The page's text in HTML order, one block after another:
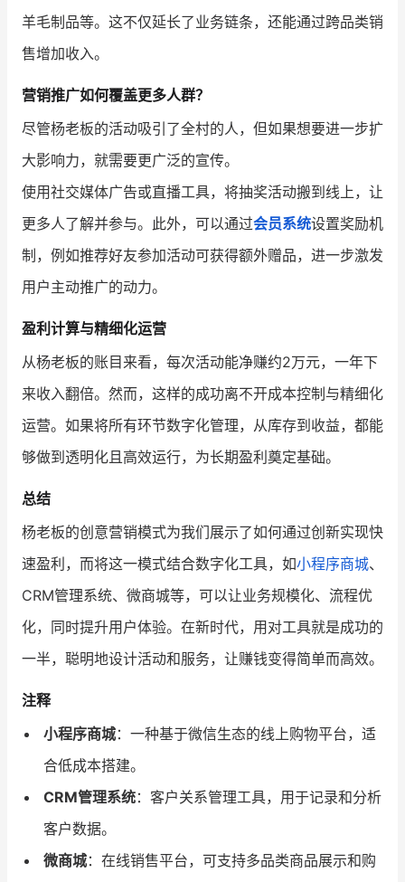
羊毛制品等。这不仅延长了业务链条，还能通过跨品类销
售增加收入。
营销推广如何覆盖更多人群？
尽管杨老板的活动吸引了全村的人，但如果想要进一步扩
大影响力，就需要更广泛的宣传。
使用社交媒体广告或直播工具，将抽奖活动搬到线上，让
更多人了解并参与。此外，可以通过会员系统设置奖励机
制，例如推荐好友参加活动可获得额外赠品，进一步激发
用户主动推广的动力。
盈利计算与精细化运营
从杨老板的账目来看，每次活动能净赚约2万元，一年下
来收入翻倍。然而，这样的成功离不开成本控制与精细化
运营。如果将所有环节数字化管理，从库存到收益，都能
够做到透明化且高效运行，为长期盈利奠定基础。
总结
杨老板的创意营销模式为我们展示了如何通过创新实现快
速盈利，而将这一模式结合数字化工具，如小程序商城、
CRM管理系统、微商城等，可以让业务规模化、流程优
化，同时提升用户体验。在新时代，用对工具就是成功的
一半，聪明地设计活动和服务，让赚钱变得简单而高效。
注释
小程序商城：一种基于微信生态的线上购物平台，适
合低成本搭建。
CRM管理系统：客户关系管理工具，用于记录和分析
客户数据。
微商城：在线销售平台，可支持多品类商品展示和购